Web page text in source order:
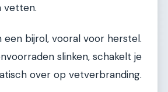
vetten.
een bijrol, vooral voor herstel.
slinken, schakelt je
over op vetverbranding.